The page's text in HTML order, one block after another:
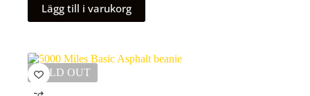
Lägg till i varukorg
SOLD OUT